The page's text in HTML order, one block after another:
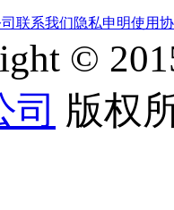
联系我们隐私申明使用
©
司 版权